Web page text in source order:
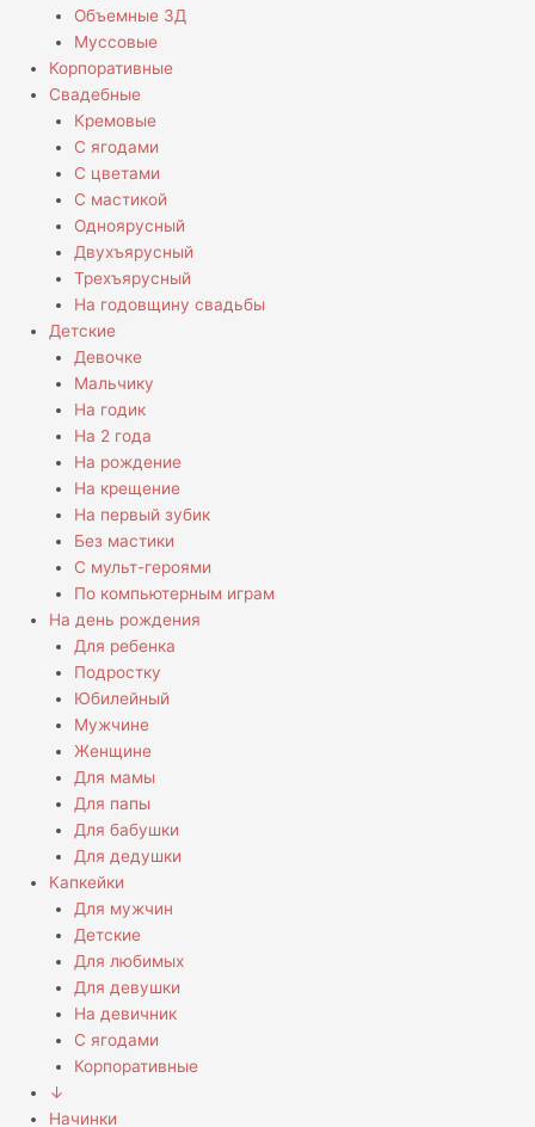
Объемные 3Д
Муссовые
Корпоративные
Свадебные
Кремовые
С ягодами
С цветами
С мастикой
Одноярусный
Двухъярусный
Трехъярусный
На годовщину свадьбы
Детские
Девочке
Мальчику
На годик
На 2 года
На рождение
На крещение
На первый зубик
Без мастики
С мульт-героями
По компьютерным играм
На день рождения
Для ребенка
Подростку
Юбилейный
Мужчине
Женщине
Для мамы
Для папы
Для бабушки
Для дедушки
Капкейки
Для мужчин
Детские
Для любимых
Для девушки
На девичник
С ягодами
Корпоративные
↓
Начинки